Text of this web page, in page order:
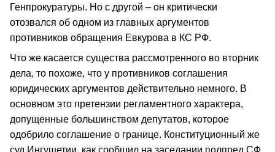
Генпрокуратуры. Но с другой – он критически
отозвался об одном из главных аргументов
противников обращения Евкурова в КС РФ.
Что же касается существа рассмотренного во вторник
дела, то похоже, что у противников соглашения
юридических аргументов действительно немного. В
основном это претензии регламентного характера,
допущенные большинством депутатов, которое
одобрило соглашение о границе. Конституционный же
суд Ингушетии, как сообщил на заседании полпред СФ